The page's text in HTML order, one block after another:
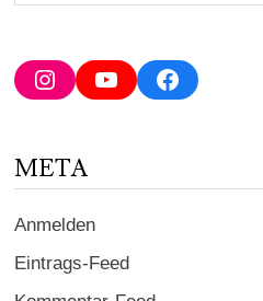
Adresse
ein ...
InstagramYouTubeFacebook
META
Anmelden
Eintrags-Feed